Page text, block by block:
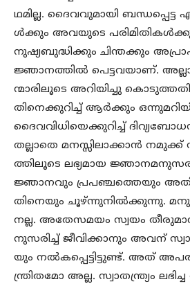
ഥമില്ല. ദൈവവുമായി ബന്ധപ്പെട്ട
ൾക്കും അവയുടെ
നുഷ്യബുദ്ധിക്കും ചിന്തക്കും
ജ്ഞാനത്തിൽ പെട്ടവയാണ്.
ന്മാരിലൂടെ അറിയിച്ചു
തിനെക്കുറിച്ച് ആർക്കും
ദൈവവിധിയെക്കുറിച്ച്
തല്ലാതെ മനസ്സിലാക്കാൻ നമുക്ക്
ത്തിലൂടെ ലഭ്യമായ
ജ്ഞാനവും പ്രപഞ്ചത്തെയും
തിനെയും ചൂഴ്ന്നുനിൽക്കുന്നു.
നല്ല. അതേസമയം സ്വയം
നുസരിച്ച് ജീവിക്കാനും അവന്
യും നൽകപ്പെട്ടിട്ടുണ്ട്. അത്
ന്ത്രിതമോ അല്ല. സ്വാതന്ത്ര്യം